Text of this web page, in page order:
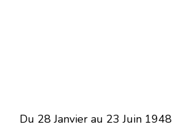
Du 28 Janvier au 23 Juin 1948